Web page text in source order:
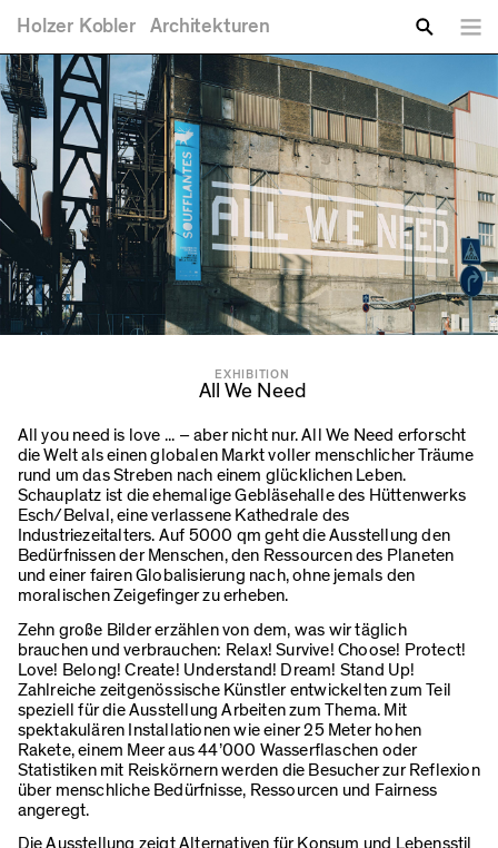
Holzer Kobler Architekturen
Zu suchende Schlüsselwörter
Sie sind hier
EXHIBITION
All We Need
All you need is love ... – aber nicht nur. All We Need erforscht
die Welt als einen globalen Markt voller menschlicher Träume
rund um das Streben nach einem glücklichen Leben.
Schauplatz ist die ehemalige Gebläsehalle des Hüttenwerks
Esch/Belval, eine verlassene Kathedrale des
Industriezeitalters. Auf 5000 qm geht die Ausstellung den
Bedürfnissen der Menschen, den Ressourcen des Planeten
und einer fairen Globalisierung nach, ohne jemals den
moralischen Zeigefinger zu erheben.
Zehn große Bilder erzählen von dem, was wir täglich
brauchen und verbrauchen: Relax! Survive! Choose! Protect!
Love! Belong! Create! Understand! Dream! Stand Up!
Zahlreiche zeitgenössische Künstler entwickelten zum Teil
speziell für die Ausstellung Arbeiten zum Thema. Mit
spektakulären Installationen wie einer 25 Meter hohen
Rakete, einem Meer aus 44’000 Wasserflaschen oder
Statistiken mit Reiskörnern werden die Besucher zur Reflexion
über menschliche Bedürfnisse, Ressourcen und Fairness
angeregt.
Die Ausstellung zeigt Alternativen für Konsum und Lebensstil